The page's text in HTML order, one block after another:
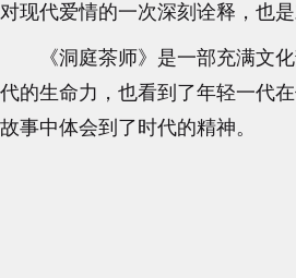
对现代爱情的一次深刻诠释，也
《洞庭茶师》是一部充满文
代的生命力，也看到了年轻一代
故事中体会到了时代的精神。